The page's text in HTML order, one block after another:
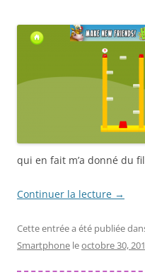
qui en fait m’a donné du
Continuer la lecture →
Cette entrée a été publiée
Smartphone leoctobre 30,